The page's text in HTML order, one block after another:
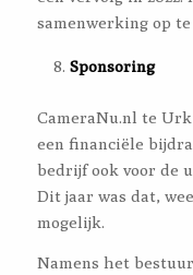
samenwerking op
Sponsoring
CameraNu.nl te
een financiële
bedrijf ook voor de
Dit jaar was dat,
mogelijk.
Namens het